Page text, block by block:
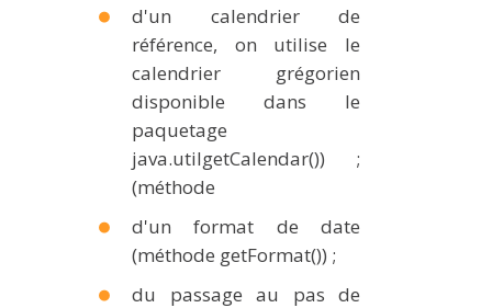
d'un calendrier de
référence, on utilise le
calendrier grégorien
disponible dans le
paquetage
java.utilgetCalendar()) ;
(méthode
d'un format de date
(méthode getFormat()) ;
du passage au pas de